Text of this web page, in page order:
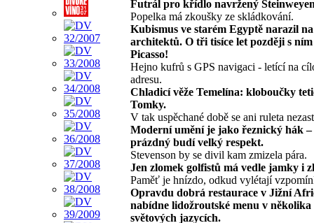
Futrál pro křídlo navržený
Popelka má zkoušky ze skládkování.
Kubismus ve starém Egyptě narazil
architektů. O tři tisíce let později s
Picasso!
Hejno kufrů s GPS navigaci - letící na
adresu.
Chladicí věže Temelína: kloboučky
Tomky.
V tak uspěchané době se ani ruleta
Moderní umění je jako řeznický hák –
prázdný budí velký respekt.
Stevenson by se divil kam zmizela pára.
Jen zlomek golfistů má vedle jamky i
Paměť je hnízdo, odkud vylétají
Opravdu dobrá restaurace v Jižní
nabídne lidožroutské menu v několika
světových jazycích.